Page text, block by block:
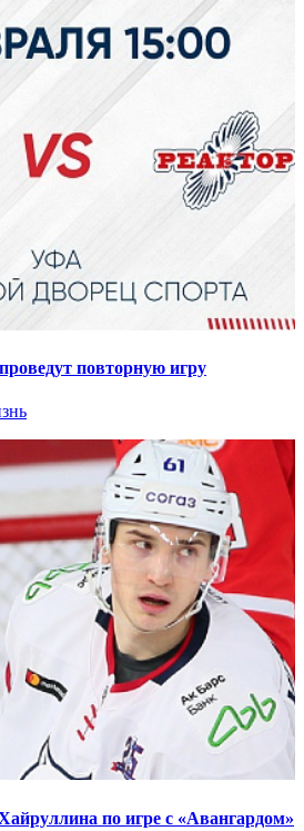
повторную игру
по игре с «Авангардом»